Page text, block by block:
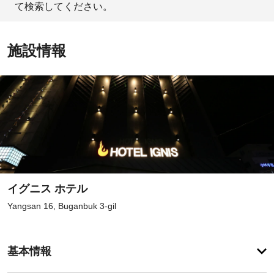
て検索してください。
施設情報
イグニス ホテル
Yangsan 16, Buganbuk 3-gil
基本情報
録
が